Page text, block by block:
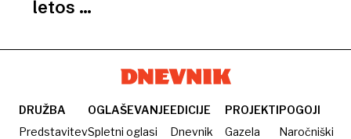
letos s
vrhunec
v torek
DRUŽBA
Predstavitev
OGLAŠEVANJE
Spletni oglasi
EDICIJE
Dnevnik
PROJEKTI
Gazela
POGOJI
Naročniški